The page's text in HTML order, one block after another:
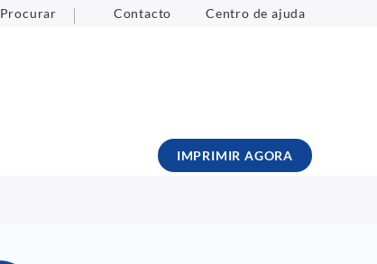
Procurar Contacto Centro de ajuda
IMPRIMIR AGORA